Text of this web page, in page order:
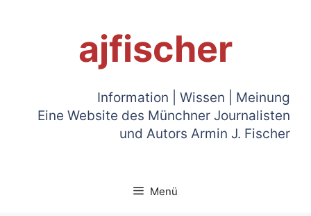
ajfischer
Information | Wissen | Meinung
Eine Website des Münchner Journalisten
und Autors Armin J. Fischer
Menü